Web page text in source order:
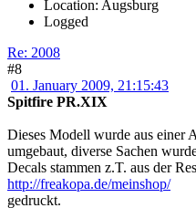
Location: Augsburg
Logged
Re: 2008
#8
01. January 2009, 21:15:43
Spitfire PR.XIX
Dieses Modell wurde aus einer
umgebaut, diverse Sachen
Decals stammen z.T. aus der
http://freakopa.de/meinshop/
gedruckt.